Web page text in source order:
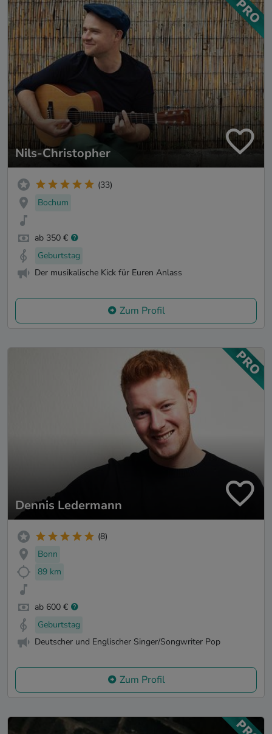
Nils-Christopher
(33)
Bochum
ab 350 €
Geburtstag
Der musikalische Kick für Euren Anlass
Zum Profil
Dennis Ledermann
(8)
Bonn
89 km
ab 600 €
Geburtstag
Deutscher und Englischer Singer/Songwriter Pop
Zum Profil